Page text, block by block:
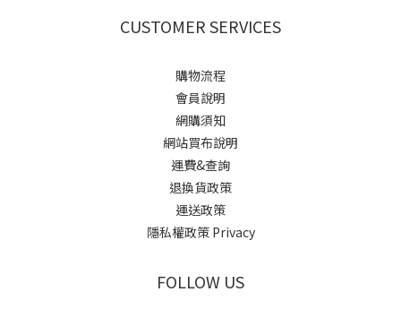
CUSTOMER SERVICES
購物流程
會員說明
網購須知
網站買布說明
運費&查詢
退換貨政策
運送政策
隱私權政策 Privacy
FOLLOW US